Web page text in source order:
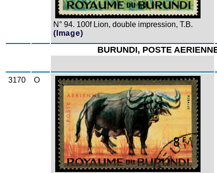
N° 94. 100f Lion, double impression, T.B.
(Image)
BURUNDI, POSTE
3170 O Zoom